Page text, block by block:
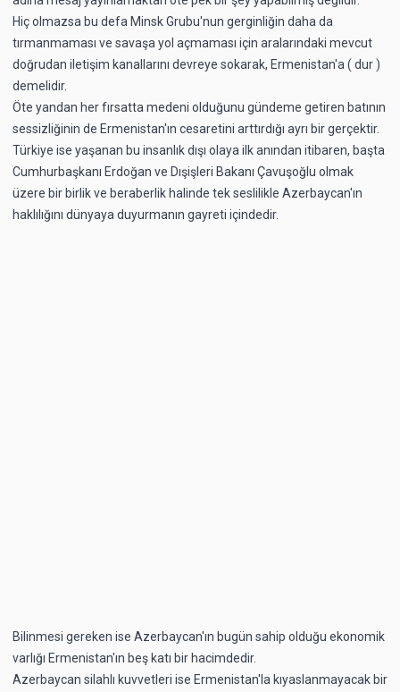
Hiç olmazsa bu defa Minsk Grubu'nun gerginliğin daha da
tırmanmaması ve savaşa yol açmaması için aralarındaki mevcut
doğrudan iletişim kanallarını devreye sokarak, Ermenistan'a ( dur )
demelidir.
Öte yandan her fırsatta medeni olduğunu gündeme getiren batının
sessizliğinin de Ermenistan'ın cesaretini arttırdığı ayrı bir gerçektir.
Türkiye ise yaşanan bu insanlık dışı olaya ilk anından itibaren, başta
Cumhurbaşkanı Erdoğan ve Dışişleri Bakanı Çavuşoğlu olmak
üzere bir birlik ve beraberlik halinde tek seslilikle Azerbaycan'ın
haklılığını dünyaya duyurmanın gayreti içindedir.
Bilinmesi gereken ise Azerbaycan'ın bugün sahip olduğu ekonomik
varlığı Ermenistan'ın beş katı bir hacimdedir.
Azerbaycan silahlı kuvvetleri ise Ermenistan'la kıyaslanmayacak bir